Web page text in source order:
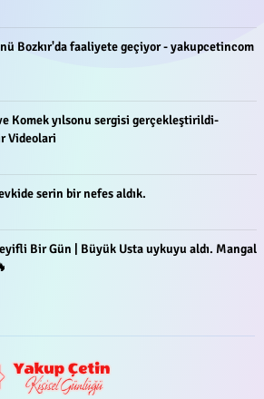
Bozkır'da faaliyete geçiyor - yakupcetincom
Komek yılsonu sergisi gerçekleştirildi-
Videolari
serin bir nefes aldık.
Bir Gün | Büyük Usta uykuyu aldı. Mangal